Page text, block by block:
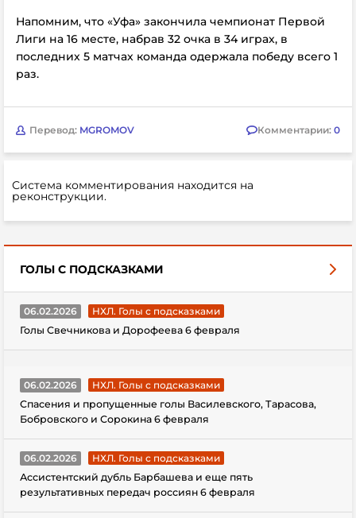
Напомним, что «Уфа» закончила чемпионат Первой
Лиги на 16 месте, набрав 32 очка в 34 играх, в
последних 5 матчах команда одержала победу всего 1
раз.
Перевод: MGROMOV Комментарии: 0
Система комментирования находится на
реконструкции.
ГОЛЫ С ПОДСКАЗКАМИ
06.02.2026
НХЛ. Голы с подсказками
Голы Свечникова и Дорофеева 6 февраля
06.02.2026
НХЛ. Голы с подсказками
Спасения и пропущенные голы Василевского, Тарасова,
Бобровского и Сорокина 6 февраля
06.02.2026
НХЛ. Голы с подсказками
Ассистентский дубль Барбашева и еще пять
результативных передач россиян 6 февраля